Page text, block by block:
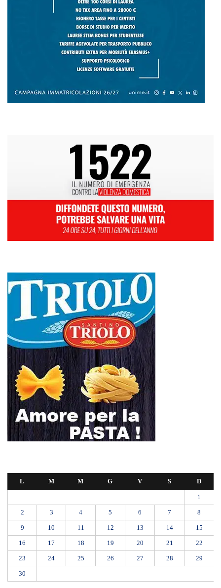
L M M G V S D
1
2 3 4 5 6 7 8
9 10 11 12 13 14 15
16 17 18 19 20 21 22
23 24 25 26 27 28 29
30